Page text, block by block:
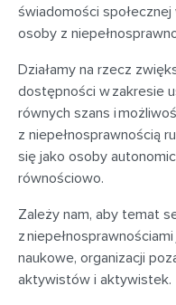
świadomości społecznej
osoby z
Działamy na rzecz
dostępności w zakresie
równych szans i
z niepełnosprawnością
się jako osoby
równościowo.
Zależy nam, aby temat
z
naukowe, organizacji
aktywistów i aktywistek.